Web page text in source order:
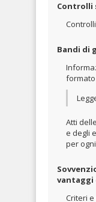
Controlli
Bandi di
Atti
e degli
per
vantaggi
Criteri